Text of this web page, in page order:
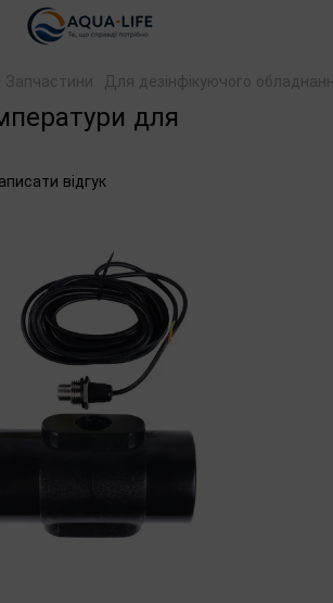
Запчастини Для дезінфікуючого
для
відгук